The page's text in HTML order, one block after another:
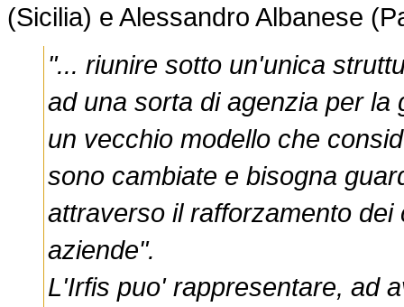
(Sicilia) e Alessandro Albanese
"... riunire sotto un'unica
ad una sorta di agenzia per la
un vecchio modello che
sono cambiate e bisogna
attraverso il rafforzamento
aziende".
L'Irfis puo' rappresentare, ad